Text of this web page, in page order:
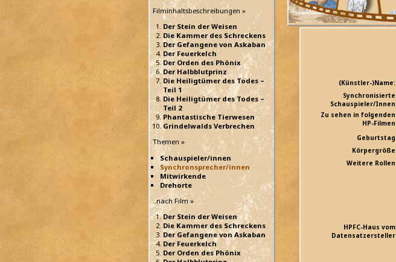
Filminhaltsbeschreibungen »
Der Stein der Weisen
Die Kammer des Schreckens
Der Gefangene von Askaban
Der Feuerkelch
Der Orden des Phönix
Der Halbblutprinz
Die Heiligtümer des Todes –
Teil 1
Die Heiligtümer des Todes –
Teil 2
Phantastische Tierwesen
Grindelwalds Verbrechen
Themen »
Schauspieler/innen
Synchronsprecher/innen
Mitwirkende
Drehorte
..nach Film »
Der Stein der Weisen
Die Kammer des Schreckens
Der Gefangene von Askaban
Der Feuerkelch
Der Orden des Phönix
(Künstler-)Name:
Synchronisierte
Schauspieler/Innen
Zu sehen in folgenden
HP-Filmen
Geburtstag
Körpergröße
Weitere Rollen
HPFC-Haus vom
Datensatzersteller